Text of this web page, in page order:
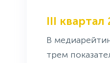
III квартал
В
трем